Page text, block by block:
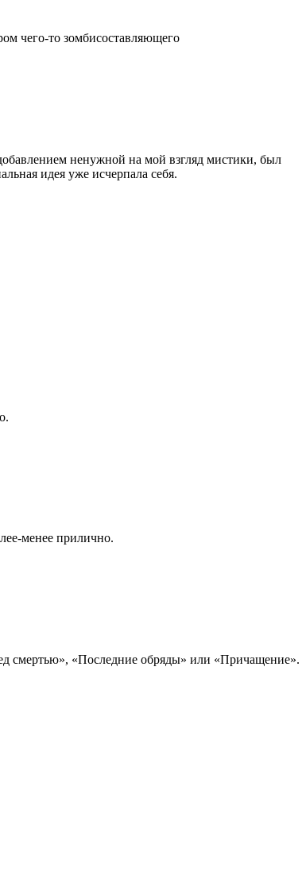
чего-то зомбисоставляющего
ненужной на мой взгляд мистики, был
идея уже исчерпала себя.
менее прилично.
смертью», «Последние обряды» или «Причащение».